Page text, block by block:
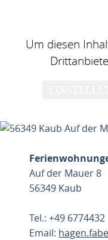
Um diesen
Auf der Mauer 8
56349 Kaub
Tel.: +49 6774432
Email: